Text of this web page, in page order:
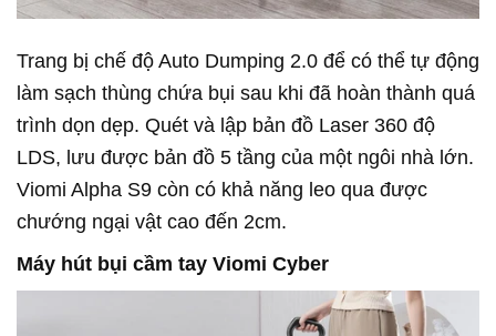
Trang bị chế độ Auto Dumping 2.0 để có thể tự động
làm sạch thùng chứa bụi sau khi đã hoàn thành quá
trình dọn dẹp. Quét và lập bản đồ Laser 360 độ
LDS, lưu được bản đồ 5 tầng của một ngôi nhà lớn.
Viomi Alpha S9 còn có khả năng leo qua được
chướng ngại vật cao đến 2cm.
Máy hút bụi cầm tay Viomi Cyber